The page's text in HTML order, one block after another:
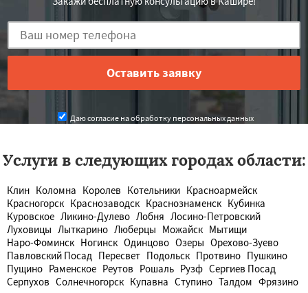
Даю согласие на обработку персональных данных
Услуги в следующих городах области:
Клин Коломна Королев Котельники Красноармейск
Красногорск Краснозаводск Краснознаменск Кубинка
Куровское Ликино-Дулево Лобня Лосино-Петровский
Луховицы Лыткарино Люберцы Можайск Мытищи
Наро-Фоминск Ногинск Одинцово Озеры Орехово-Зуево
Павловский Посад Пересвет Подольск Протвино Пушкино
Пущино Раменское Реутов Рошаль Рузф Сергиев Посад
Серпухов Солнечногорск Купавна Ступино Талдом Фрязино